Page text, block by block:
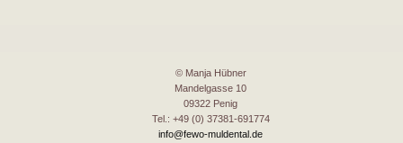
© Manja Hübner
Mandelgasse 10
09322 Penig
Tel.: +49 (0) 37381-691774
info@fewo-muldental.de